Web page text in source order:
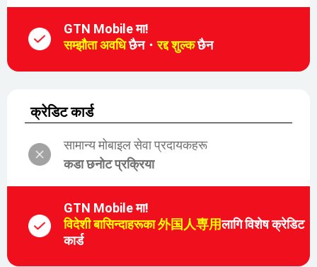
GTN Mobile मा!
सम्झौता अवधिछैन・रद्द शुल्कछैन
क्रेडिट कार्ड
सामान्य मोबाइल सेवा प्रदायकहरू
कडा छनोट प्रक्रिया
GTN Mobile मा!
विदेशी बासिन्दाहरूका 外国人専用लागि विशेष क्रेडिट
कार्ड